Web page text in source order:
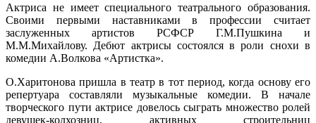
Актриса не имеет специального театрального образования.
Своими первыми наставниками в профессии считает
заслуженных артистов РСФСР Г.М.Пушкина и
М.М.Михайлову. Дебют актрисы состоялся в роли снохи в
комедии А.Волкова «Артистка».
О.Харитонова пришла в театр в тот период, когда основу его
репертуара составляли музыкальные комедии. В начале
творческого пути актрисе довелось сыграть множество ролей
девушек-колхозниц, активных строительниц